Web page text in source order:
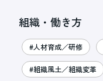
組織・働き方
#人材育成／研修
#組織風土／組織変革